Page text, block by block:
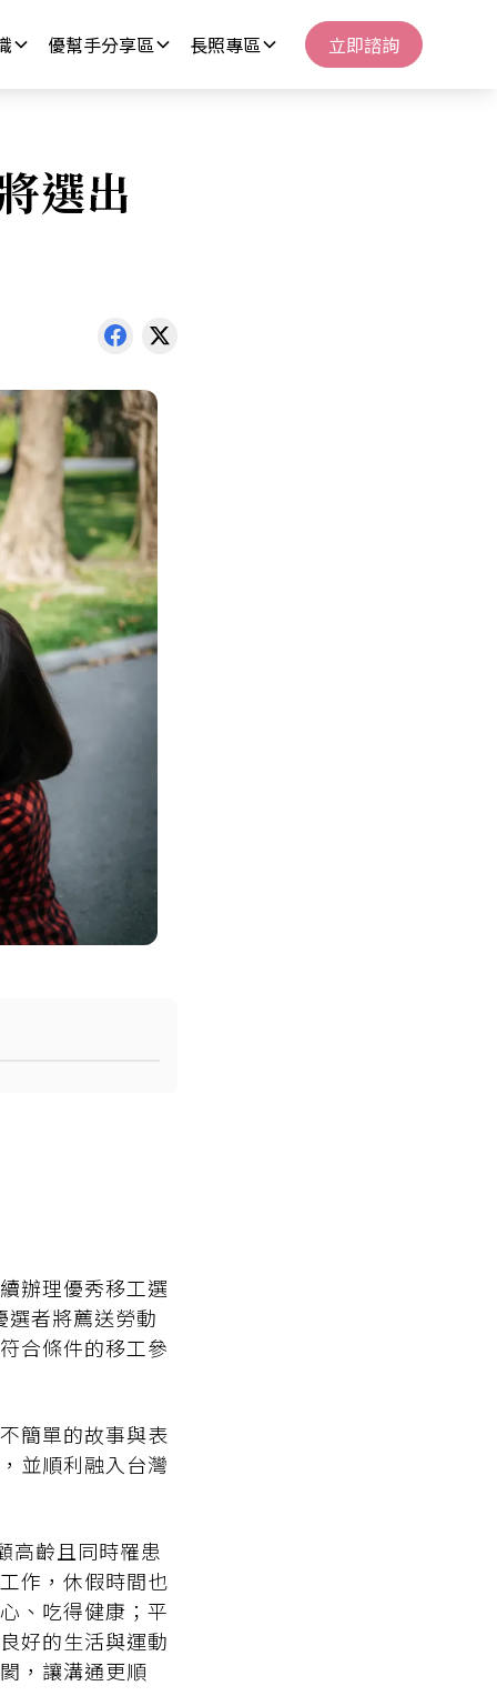
優幫手分享區 長照專區 立即諮詢
選出
辦理優秀移工選
者將薦送勞動
合條件的移工參
簡單的故事與表
並順利融入台灣
高齡且同時罹患
作，休假時間也
、吃得健康；平
好的生活與運動
，讓溝通更順